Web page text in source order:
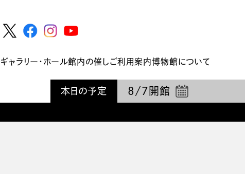
ギャラリー・ホール館内の催しご利用案内博物館について
本日の予定 8/7 開館